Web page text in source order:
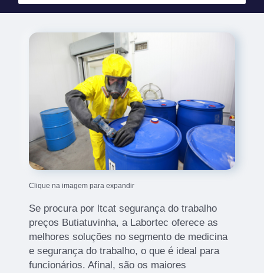
Clique na imagem para expandir
Se procura por ltcat segurança do trabalho
preços Butiatuvinha, a Labortec oferece as
melhores soluções no segmento de medicina
e segurança do trabalho, o que é ideal para
funcionários. Afinal, são os maiores